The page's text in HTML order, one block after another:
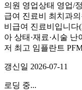
의원 영업상태 영업/
급여 진료비 최치과
비급여 진료비입니다
아 상태·재료·시술
저 최고 임플란트
갱신일 2026-07-11
로딩 중...